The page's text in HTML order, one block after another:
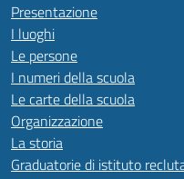
Presentazione
I luoghi
Le persone
I numeri della scuola
Le carte della scuola
Organizzazione
La storia
Graduatorie di istituto